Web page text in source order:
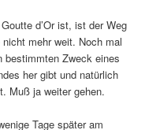
d’Or ist, ist der Weg
mehr weit. Noch mal
bestimmten Zweck eines
her gibt und natürlich
Muß ja weiter gehen.
Tage später am